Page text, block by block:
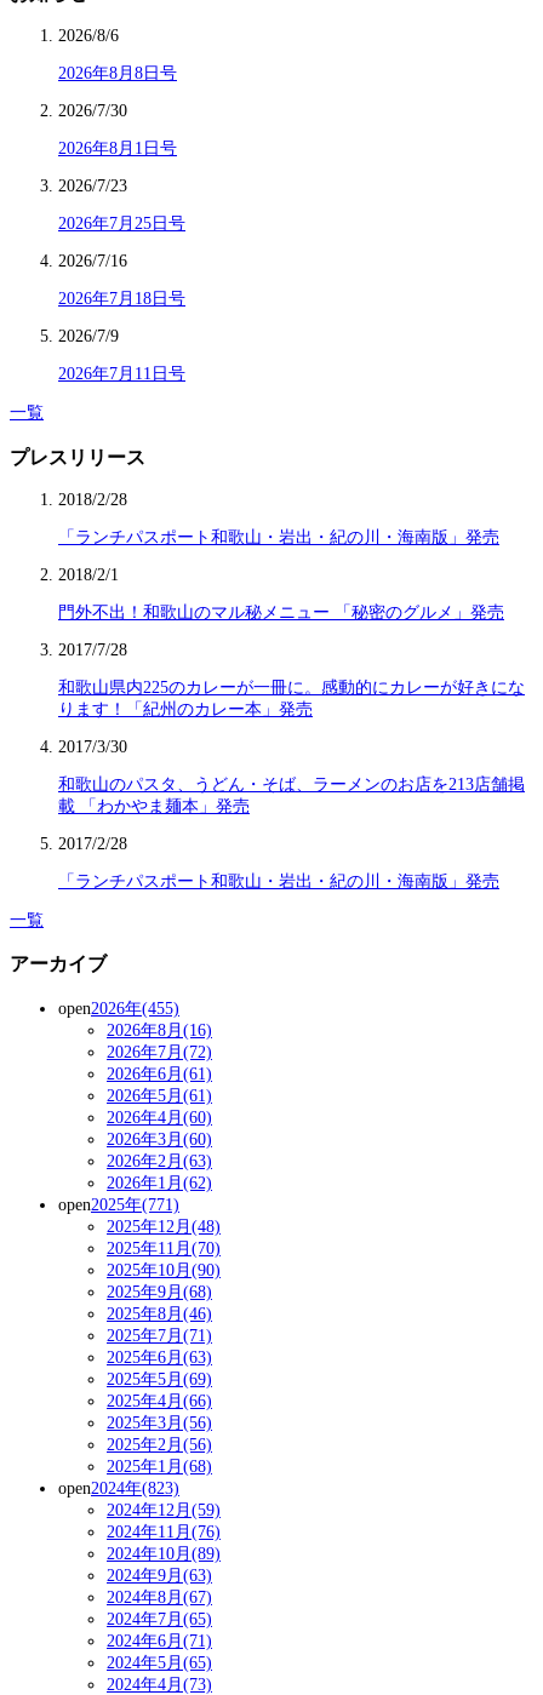
2026/8/6
2026年8月8日号
2026/7/30
2026年8月1日号
2026/7/23
2026年7月25日号
2026/7/16
2026年7月18日号
2026/7/9
2026年7月11日号
一覧
プレスリリース
2018/2/28
「ランチパスポート和歌山・岩出・紀の川・海南版」発売
2018/2/1
門外不出！和歌山のマル秘メニュー 「秘密のグルメ」発売
2017/7/28
和歌山県内225のカレーが一冊に。感動的にカレーが好きにな
ります！「紀州のカレー本」発売
2017/3/30
和歌山のパスタ、うどん・そば、ラーメンのお店を213店舗掲
載 「わかやま麺本」発売
2017/2/28
「ランチパスポート和歌山・岩出・紀の川・海南版」発売
一覧
アーカイブ
open2026年(455)
2026年8月(16)
2026年7月(72)
2026年6月(61)
2026年5月(61)
2026年4月(60)
2026年3月(60)
2026年2月(63)
2026年1月(62)
open2025年(771)
2025年12月(48)
2025年11月(70)
2025年10月(90)
2025年9月(68)
2025年8月(46)
2025年7月(71)
2025年6月(63)
2025年5月(69)
2025年4月(66)
2025年3月(56)
2025年2月(56)
2025年1月(68)
open2024年(823)
2024年12月(59)
2024年11月(76)
2024年10月(89)
2024年9月(63)
2024年8月(67)
2024年7月(65)
2024年6月(71)
2024年5月(65)
2024年4月(73)